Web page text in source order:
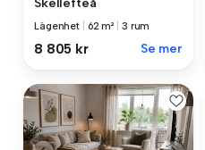
Lägenhet 62 m² 3 rum
8 805 kr Se mer